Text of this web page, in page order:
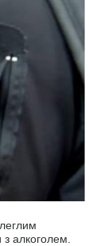
алкоголем.